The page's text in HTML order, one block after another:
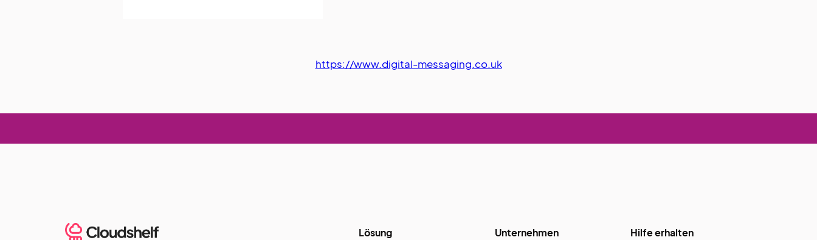
https://www.digital-messaging.co.uk
Lösung Unternehmen Hilfe erhalten